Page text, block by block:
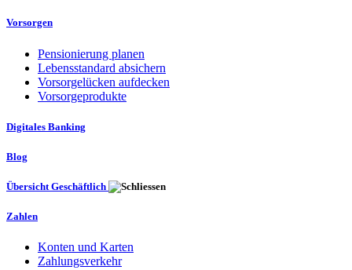
Vorsorgen
Pensionierung planen
Lebensstandard absichern
Vorsorgelücken aufdecken
Vorsorgeprodukte
Digitales Banking
Blog
Übersicht Geschäftlich
Zahlen
Konten und Karten
Zahlungsverkehr